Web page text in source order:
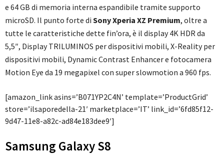
e 64 GB di memoria interna espandibile tramite supporto
microSD. Il punto forte di Sony Xperia XZ Premium, oltre a
tutte le caratteristiche dette fin’ora, è il display 4K HDR da
5,5″, Display TRILUMINOS per dispositivi mobili, X-Reality per
dispositivi mobili, Dynamic Contrast Enhancer e fotocamera
Motion Eye da 19 megapixel con super slowmotion a 960 fps.
[amazon_link asins=’B071YP2C4N’ template=’ProductGrid’
store=’ilsaporedella-21′ marketplace=’IT’ link_id=’6fd85f12-
9d47-11e8-a82c-ad84e183dee9′]
Samsung Galaxy S8